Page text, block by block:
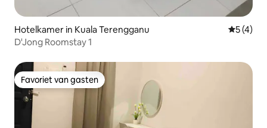
Hotelkamer in Kuala Terengganu
5 (4)
D'Jong Roomstay 1
Favoriet van gasten
Favoriet van gasten